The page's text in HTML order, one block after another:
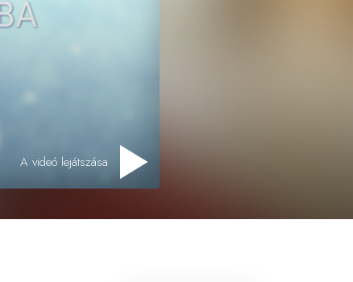
Az elnyomás oka
Kivizsgálások
A szervezés alapjai
A videó lejátszása